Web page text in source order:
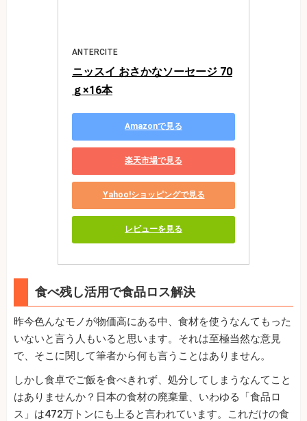
ANTERCITE
ニッスイ おさかなソーセージ 70
ｇ×16本
Amazonで見る
楽天市場で見る
Yahoo!ショッピングで見る
レビューを見る
食べ残し活用で食品ロス解決
昨今色んなモノが物価高にある中、食材を使うなんてもった
いないと言う人もいると思います。それは至極当然な意見
で、そこに関して筆者から何も言うことはありません。
しかし食卓でご飯を食べきれず、処分してしまうなんてこと
はありませんか？日本の食材の廃棄量、いわゆる「食品ロ
ス」は472万トンにも上ると言われています。これだけの食